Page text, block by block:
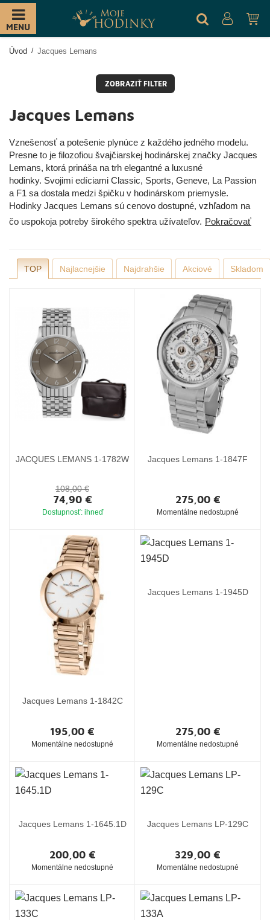
MENU
Úvod Jacques Lemans
ZOBRAZIŤ FILTER
Jacques Lemans
Vznešenosť a potešenie plynúce z každého jedného modelu.
Presne to je filozofiou švajčiarskej hodinárskej značky Jacques
Lemans, ktorá prináša na trh elegantné a luxusné
hodinky. Svojimi edíciami Classic, Sports, Geneve, La Passion
a F1 sa dostala medzi špičku v hodinárskom priemysle.
Hodinky Jacques Lemans sú cenovo dostupné, vzhľadom na
čo uspokoja potreby širokého spektra užívateľov. Pokračovať
TOP Najlacnejšie Najdrahšie Akciové Skladom
JACQUES LEMANS 1-1782W
108,00 €
74,90 €
Dostupnosť: ihneď
Jacques Lemans 1-1847F
275,00 €
Momentálne nedostupné
Jacques Lemans 1-1842C
195,00 €
Momentálne nedostupné
Jacques Lemans 1-1945D
275,00 €
Momentálne nedostupné
Jacques Lemans 1-1645.1D
200,00 €
Momentálne nedostupné
Jacques Lemans LP-129C
329,00 €
Momentálne nedostupné